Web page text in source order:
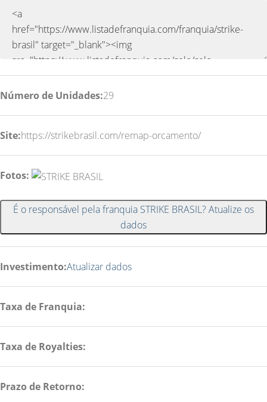
Número de Unidades:29
Site:https://strikebrasil.com/remap-orcamento/
Fotos:
É o responsável pela franquia STRIKE BRASIL? Atualize os
dados
Investimento:Atualizar dados
Taxa de Franquia:
Taxa de Royalties:
Prazo de Retorno: